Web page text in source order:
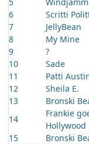
6
Scritti
7
JellyBean
8
My Mine
9
?
10
Sade
11
Patti
12
Sheila E.
13
Bronski
14
Frankie
Hollywood
15
Bronski